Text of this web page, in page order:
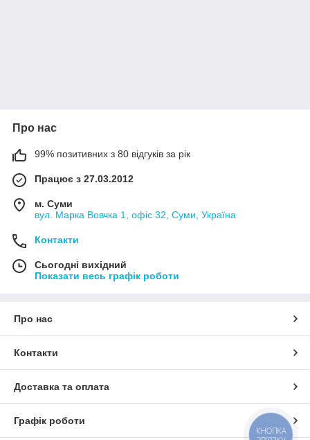
Про нас
99% позитивних з 80 відгуків за рік
Працює з 27.03.2012
м. Суми
вул. Марка Вовчка 1, офіс 32, Суми, Україна
Контакти
Сьогодні вихідний
Показати весь графік роботи
Про нас
Контакти
Доставка та оплата
Графік роботи
КНОПКА